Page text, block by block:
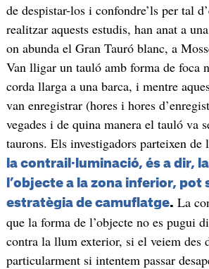
de despistar-los i confondre’ls per tal
realitzar aquests estudis, han anat a
on abunda el Gran Tauró blanc, a
Van lligar un tauló amb forma de foca
corda llarga a una barca, i mentre
van enregistrar (hores i hores
vegades i de quina manera el tauló va
taurons. Els investigadors parteixen de
la contrail·luminació, és a dir,
l’objecte a la zona inferior, pot
estratègia de camuflatge. La
que la forma de l’objecte no es pugui
contra la llum exterior, si el veiem des
particularment si intentem passar